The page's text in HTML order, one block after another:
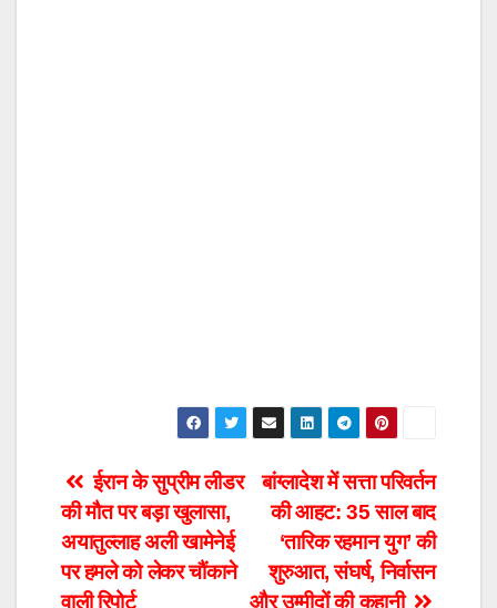
Post
navigation
बांग्लादेश में सत्ता परिवर्तन
की आहट: 35 साल बाद
‘तारिक रहमान युग’ की
शुरुआत, संघर्ष, निर्वासन
और उम्मीदों की कहानी
ईरान के सुप्रीम लीडर
की मौत पर बड़ा खुलासा,
अयातुल्लाह अली खामेनेई
पर हमले को लेकर चौंकाने
वाली रिपोर्ट